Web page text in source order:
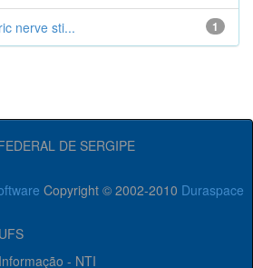
1
nerve sti...
DE SERGIPE
Copyright © 2002-2010 Duraspace
- NTI